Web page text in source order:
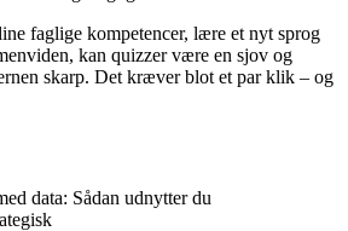
faglige kompetencer, lære et nyt sprog
kan quizzer være en sjov og
skarp. Det kræver blot et par klik – og
data: Sådan udnytter du